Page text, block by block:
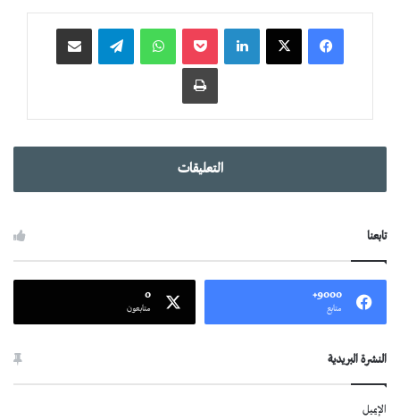
واتساب
التعليقات
تابعنا
9000+
متابع
0
متابعون
النشرة البريدية
الإيميل